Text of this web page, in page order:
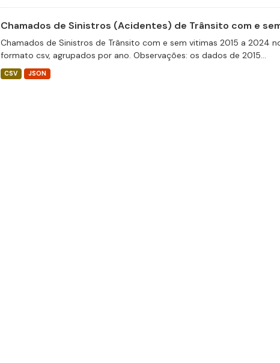
Chamados de Sinistros (Acidentes) de Trânsito com e
Chamados de Sinistros de Trânsito com e sem vitimas 2015 a 2024
formato csv, agrupados por ano. Observações: os dados de 2015...
CSV JSON